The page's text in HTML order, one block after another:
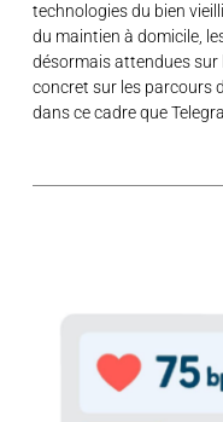
technologies du bien
du maintien à domicile,
désormais attendues
concret sur les parcours
dans ce cadre que